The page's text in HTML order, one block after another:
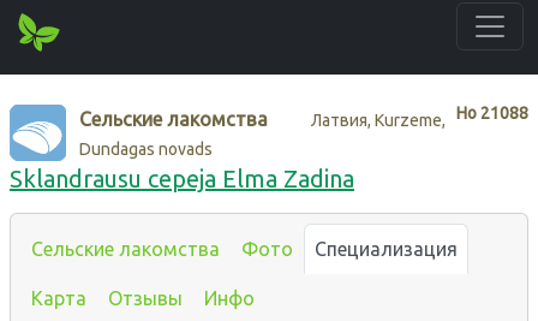
Нo 21088
Сельские лакомства
Латвия, Kurzeme,
Dundagas novads
Sklandrausu cepeja Elma Zadina
Сельские лакомства Фото Специализация
Карта Отзывы Инфо